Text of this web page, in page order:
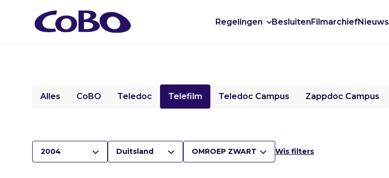
Regelingen BesluitenFilmarchiefNieuws
Alles CoBO Teledoc Telefilm Teledoc Campus Zappdoc Campus
2004 Duitsland OMROEP ZWART Wis filters